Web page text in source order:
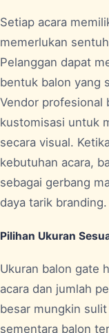
Setiap acara
memerlukan
Pelanggan dapat
bentuk balon yang
Vendor profesional
kustomisasi untuk
secara visual.
kebutuhan acara,
sebagai gerbang
daya tarik branding.
Pilihan Ukuran
Ukuran balon gate
acara dan jumlah
besar mungkin
sementara balon